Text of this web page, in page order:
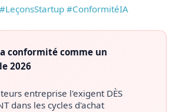
#ConformitéIA
conformité comme un
2026
entreprise l'exigent DÈS
dans les cycles d'achat